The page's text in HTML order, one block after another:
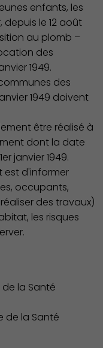
enfants, les
le 12 août
au plomb –
des
1949.
des
1949 doivent
être réalisé à
dont la date
janvier 1949.
est d'informer
occupants,
des travaux)
les risques
la Santé
de la Santé